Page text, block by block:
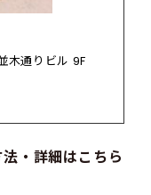
木通りビル 9F
・詳細はこちら